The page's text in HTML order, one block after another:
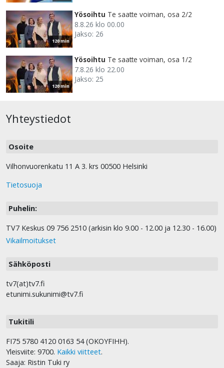
120 min
Yösoihtu Te saatte voiman, osa 2/2
8.8.26 klo 00.00
Jakso: 26
120 min
Yösoihtu Te saatte voiman, osa 1/2
7.8.26 klo 22.00
Jakso: 25
Yhteystiedot
Osoite
Vilhonvuorenkatu 11 A 3. krs 00500 Helsinki
Tietosuoja
Puhelin:
TV7 Keskus 09 756 2510 (arkisin klo 9.00 - 12.00 ja 12.30 - 16.00)
Vikailmoitukset
Sähköposti
tv7(at)tv7.fi
etunimi.sukunimi@tv7.fi
Tukitili
FI75 5780 4120 0163 54 (OKOYFIHH).
Yleisviite: 9700. Kaikki viitteet.
Saaja: Ristin Tuki ry